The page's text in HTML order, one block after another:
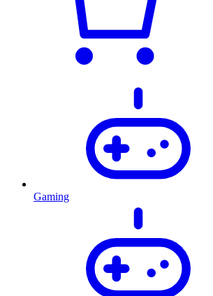
Gaming